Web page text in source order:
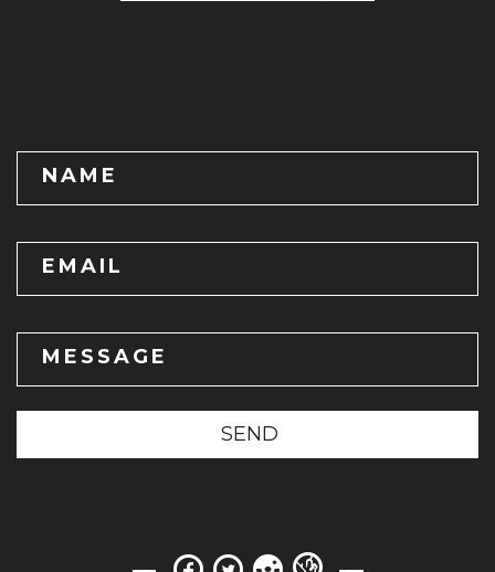
NAME
EMAIL
MESSAGE
SEND